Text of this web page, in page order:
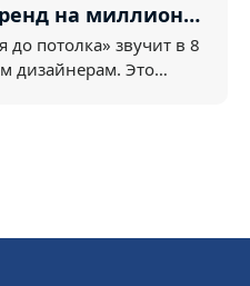
на миллион
до потолка» звучит в 8
дизайнерам. Это